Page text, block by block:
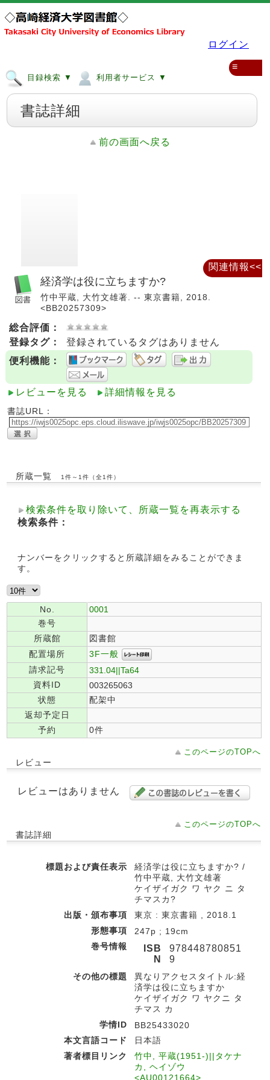
ログイン
目録検索 ▼ 利用者サービス ▼
≡
書誌詳細
前の画面へ戻る
経済学は役に立ちますか?
竹中平蔵, 大竹文雄著. -- 東京書籍, 2018.
<BB20257309>
総合評価：
登録タグ：
登録されているタグはありません
便利機能：
レビューを見る 詳細情報を見る
書誌URL：
所蔵一覧 1件～1件（全1件）
検索条件を取り除いて、所蔵一覧を再表示する
検索条件：
ナンバーをクリックすると所蔵詳細をみることができま
す。
No.
0001
巻号
所蔵館
図書館
配置場所
3F一般
請求記号
331.04||Ta64
資料ID
003265063
状態
配架中
返却予定日
予約
0件
このページのTOPへ
レビュー
レビューはありません
このページのTOPへ
書誌詳細
標題および責任表示
経済学は役に立ちますか? /
竹中平蔵, 大竹文雄著
ケイザイガク ワ ヤク ニ タ
チマスカ?
出版・頒布事項
東京 : 東京書籍 , 2018.1
形態事項
247p ; 19cm
巻号情報
ISB
N
978448780851
9
その他の標題
異なりアクセスタイトル:経
済学は役に立ちますか
ケイザイガク ワ ヤクニ タ
チマス カ
学情ID
BB25433020
本文言語コード
日本語
著者標目リンク
竹中, 平蔵(1951-)||タケナ
カ, ヘイゾウ
<AU00121664>
関連情報<<